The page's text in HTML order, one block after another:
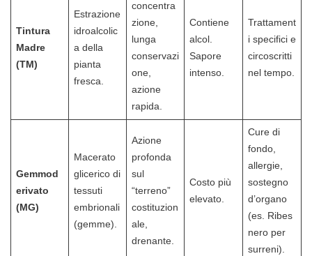
Tintura
Madre
(TM)
Estrazione
idroalcolic
a della
pianta
fresca.
concentra
zione,
lunga
conservazi
one,
azione
rapida.
Contiene
alcol.
Sapore
intenso.
Trattament
i specifici e
circoscritti
nel tempo.
Gemmod
erivato
(MG)
Macerato
glicerico di
tessuti
embrionali
(gemme).
Azione
profonda
sul
“terreno”
costituzion
ale,
drenante.
Costo più
elevato.
Cure di
fondo,
allergie,
sostegno
d’organo
(es. Ribes
nero per
surreni).